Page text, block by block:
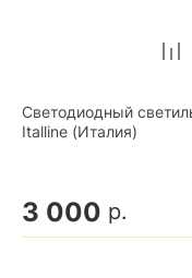
Светодиодный
Italline (Италия)
3 000 р.